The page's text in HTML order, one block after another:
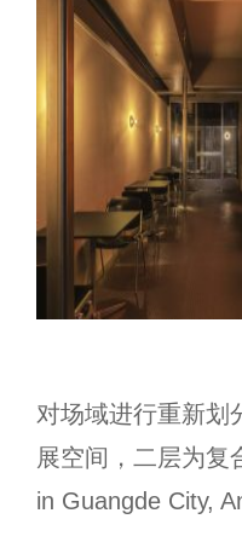
对场域进行重新划
展空间，二层为复
in Guangde City,